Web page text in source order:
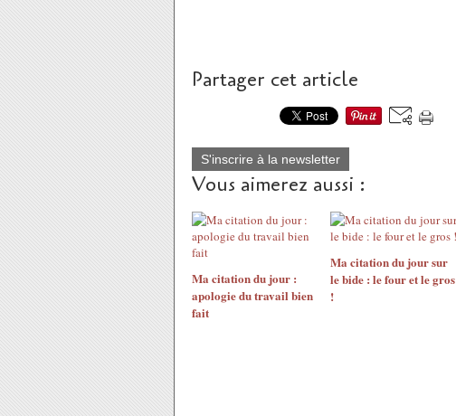
Partager cet article
S'inscrire à la newsletter
Vous aimerez aussi :
Ma citation du jour :
apologie du travail bien
fait
Ma citation du jour sur
le bide : le four et le gros
!